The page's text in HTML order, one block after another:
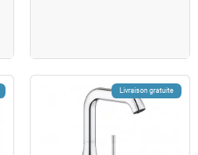
Livraison gratuite